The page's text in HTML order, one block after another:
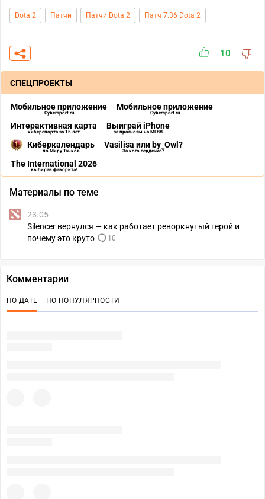
Dota 2 Патчи Патчи Dota 2 Патч 7.36 Dota 2
10
СПЕЦПРОЕКТЫ
Мобильное приложение
Cybersport.ru
Мобильное приложение
Cybersport.ru
Интерактивная карта
киберспорта за 15 лет
Выиграй iPhone
за прогнозы на MLBB
Киберкалендарь
по Миру Танков
Vasilisa или by_Owl?
За кого сердечко?
The International 2026
выбирай фаворита!
Материалы по теме
23.05
Silencer вернулся — как работает реворкнутый герой и
почему это круто
10
Комментарии
ПО ДАТЕ ПО ПОПУЛЯРНОСТИ